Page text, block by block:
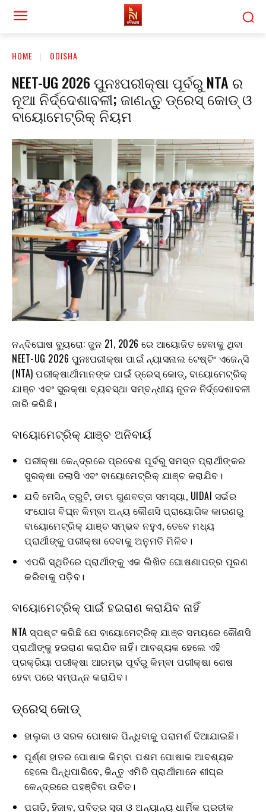
HOME ODISHA
NEET-UG 2026 ପୁନଃପରୀକ୍ଷା ପୂର୍ବରୁ NTA ର
ନୂଆ ନିର୍ଦ୍ଦେଶାବଳୀ; ଜାଣନ୍ତୁ ଡ୍ରେସ୍ କୋଡ୍ ଓ
ବାୟୋମେଟ୍ରିକ୍ ନିୟମ
ନନ୍ଦିଘୋଷ ବ୍ୟୁରୋ: ଜୁନ 21, 2026 ରେ ଆୟୋଜିତ ହେବାକୁ ଥିବା
NEET-UG 2026 ପୁନଃପରୀକ୍ଷା ପାଇଁ ନ୍ୟାସନାଲ ଟେଷ୍ଟିଂ ଏଜେନ୍ସି
(NTA) ପରୀକ୍ଷାର୍ଥୀମାନଙ୍କ ପାଇଁ ଡ୍ରେସ୍ କୋଡ୍, ବାୟୋମେଟ୍ରିକ୍
ଯାଞ୍ଚ ଏବଂ ସୁରକ୍ଷା ବ୍ୟବସ୍ଥା ସମ୍ବନ୍ଧୀୟ ନୂତନ ନିର୍ଦ୍ଦେଶାବଳୀ
ଜାରି କରିଛି।
ବାୟୋମେଟ୍ରିକ୍ ଯାଞ୍ଚ ଅନିବାର୍ୟ
ପରୀକ୍ଷା କେନ୍ଦ୍ରରେ ପ୍ରବେଶ ପୂର୍ବରୁ ସମସ୍ତ ପ୍ରାର୍ଥୀଙ୍କର
ସୁରକ୍ଷା ତଲାସି ଏବଂ ବାୟୋମେଟ୍ରିକ୍ ଯାଞ୍ଚ କରାଯିବ।
ଯଦି ମେସିନ୍ ତ୍ରୁଟି, ଡାଟା ଗୁଣବତ୍ତା ସମସ୍ୟା, UIDAI ସର୍ଭର
ସଂଯୋଗ ବିଘ୍ନ କିମ୍ବା ଅନ୍ୟ କୌଣସି ପ୍ରାୟୋଗିକ କାରଣରୁ
ବାୟୋମେଟ୍ରିକ୍ ଯାଞ୍ଚ ସମ୍ଭବ ନହୁଏ, ତେବେ ମଧ୍ୟ
ପ୍ରାର୍ଥୀଙ୍କୁ ପରୀକ୍ଷା ଦେବାକୁ ଅନୁମତି ମିଳିବ।
ଏପରି ସ୍ଥିତିରେ ପ୍ରାର୍ଥୀଙ୍କୁ ଏକ ଲିଖିତ ଘୋଷଣାପତ୍ର ପୂରଣ
କରିବାକୁ ପଡ଼ିବ।
ବାୟୋମେଟ୍ରିକ୍ ପାଇଁ ହଇରାଣ କରାଯିବ ନାହିଁ
NTA ସ୍ପଷ୍ଟ କରିଛି ଯେ ବାୟୋମେଟ୍ରିକ୍ ଯାଞ୍ଚ ସମୟରେ କୌଣସି
ପ୍ରାର୍ଥୀଙ୍କୁ ହଇରାଣ କରାଯିବ ନାହିଁ। ଆବଶ୍ୟକ ହେଲେ ଏହି
ପ୍ରକ୍ରିୟା ପରୀକ୍ଷା ଆରମ୍ଭ ପୂର୍ବରୁ କିମ୍ବା ପରୀକ୍ଷା ଶେଷ
ହେବା ପରେ ସମ୍ପନ୍ନ କରାଯିବ।
ଡ୍ରେସ୍ କୋଡ୍
ହାଲୁକା ଓ ସରଳ ପୋଷାକ ପିନ୍ଧିବାକୁ ପରାମର୍ଶ ଦିଆଯାଇଛି।
ପୂର୍ଣ୍ଣ ହାତର ପୋଷାକ କିମ୍ବା ପଶମ ପୋଷାକ ଆବଶ୍ୟକ
ହେଲେ ପିନ୍ଧିପାରିବେ, କିନ୍ତୁ ଏମିତି ପ୍ରାର୍ଥୀମାନେ ଶୀଘ୍ର
କେନ୍ଦ୍ରରେ ପହଞ୍ଚିବା ଉଚିତ।
ପଗଡ଼ି, ହିଜାବ, ପବିତ୍ର ସୂତା ଓ ଅନ୍ୟାନ୍ୟ ଧାର୍ମିକ ପ୍ରତୀକ